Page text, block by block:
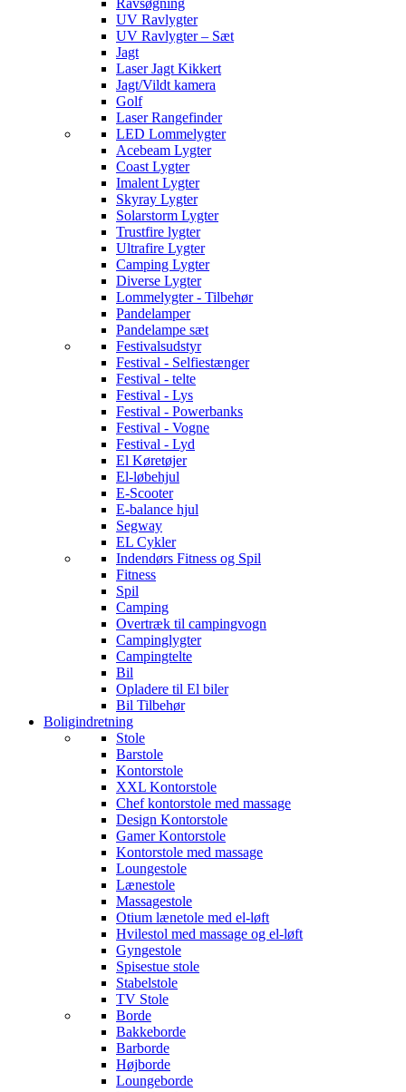
Ravsøgning
UV Ravlygter
UV Ravlygter – Sæt
Jagt
Laser Jagt Kikkert
Jagt/Vildt kamera
Golf
Laser Rangefinder
LED Lommelygter
Acebeam Lygter
Coast Lygter
Imalent Lygter
Skyray Lygter
Solarstorm Lygter
Trustfire lygter
Ultrafire Lygter
Camping Lygter
Diverse Lygter
Lommelygter - Tilbehør
Pandelamper
Pandelampe sæt
Festivalsudstyr
Festival - Selfiestænger
Festival - telte
Festival - Lys
Festival - Powerbanks
Festival - Vogne
Festival - Lyd
El Køretøjer
El-løbehjul
E-Scooter
E-balance hjul
Segway
EL Cykler
Indendørs Fitness og Spil
Fitness
Spil
Camping
Overtræk til campingvogn
Campinglygter
Campingtelte
Bil
Opladere til El biler
Bil Tilbehør
Boligindretning
Stole
Barstole
Kontorstole
XXL Kontorstole
Chef kontorstole med massage
Design Kontorstole
Gamer Kontorstole
Kontorstole med massage
Loungestole
Lænestole
Massagestole
Otium lænetole med el-løft
Hvilestol med massage og el-løft
Gyngestole
Spisestue stole
Stabelstole
TV Stole
Borde
Bakkeborde
Barborde
Højborde
Loungeborde